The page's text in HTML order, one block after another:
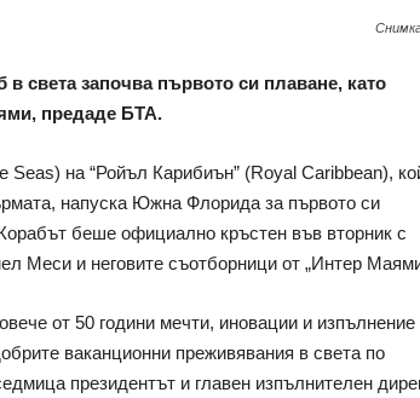
света започва първото си плаване, като
предаде БТА.
Seas) на “Ройъл Карибиън” (Royal Caribbean),
напуска Южна Флорида за първото си
беше официално кръстен във вторник с
Меси и неговите съотборници от „Интер
от 50 години мечти, иновации и изпълнение
ваканционни преживявания в света по
президентът и главен изпълнителен